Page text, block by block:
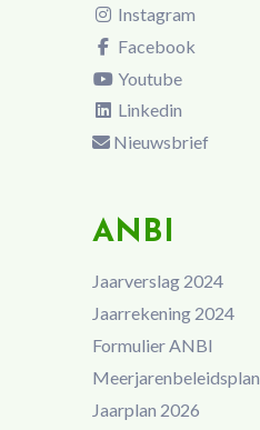
Instagram
Facebook
Youtube
Linkedin
Nieuwsbrief
ANBI
Jaarverslag 2024
Jaarrekening 2024
Formulier ANBI
Meerjarenbeleidsplan
Jaarplan 2026